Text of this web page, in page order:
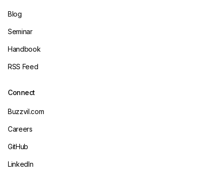
Blog
Seminar
Handbook
RSS Feed
Connect
Buzzvil.com
Careers
GitHub
LinkedIn